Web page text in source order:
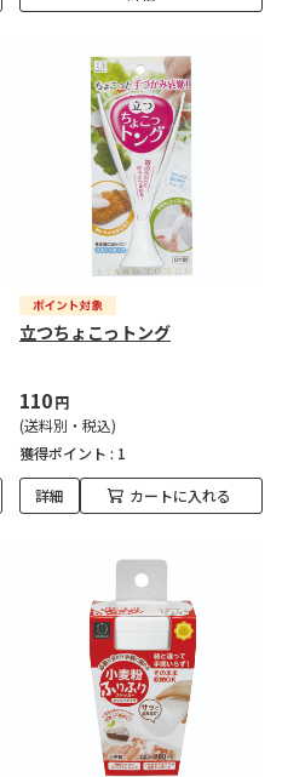
立つちょこっトング
110円
(送料別・税込)
獲得ポイント : 1
詳細 カートに入れる